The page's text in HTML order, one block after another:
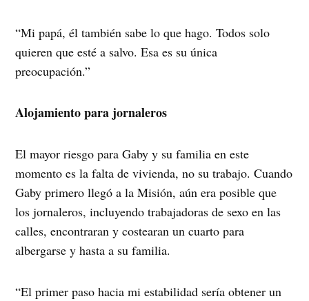
“Mi papá, él también sabe lo que hago. Todos solo
quieren que esté a salvo. Esa es su única
preocupación.”
Alojamiento para jornaleros
El mayor riesgo para Gaby y su familia en este
momento es la falta de vivienda, no su trabajo. Cuando
Gaby primero llegó a la Misión, aún era posible que
los jornaleros, incluyendo trabajadoras de sexo en las
calles, encontraran y costearan un cuarto para
albergarse y hasta a su familia.
“El primer paso hacia mi estabilidad sería obtener un